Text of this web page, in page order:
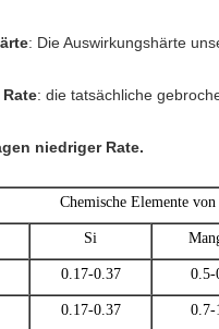
: Die Auswirkungshärte
: die tatsächliche
niedriger Rate.
Chemische Elemente
Si
0.17-0.37 0.5-
0.17-0.37 0.7-